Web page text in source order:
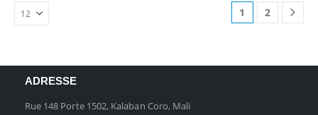
1 2
ADRESSE
Rue 148 Porte 1502, Kalaban Coro, Mali